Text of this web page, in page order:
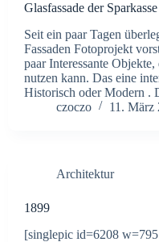
Glasfassade der Sparkasse
Seit ein paar Tagen
Fassaden Fotoprojekt
paar Interessante
nutzen kann. Das eine
Historisch oder Modern .
czoczo
11. März
Architektur
1899
[singlepic id=6208